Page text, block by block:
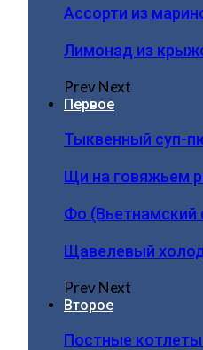
Ассорти из
Лимонад из
PrevNext
Первое
Тыквенный суп-
Щи на говяжьем
Фо (Вьетнамский
Щавелевый
PrevNext
Второе
Постные